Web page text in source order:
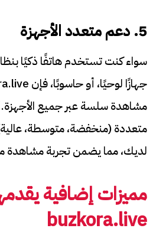
5. دعم متعدد الأجهزة
مشاهدة سلسة عبر جميع
متعددة (منخفضة، متوسطة،
لديك، مما يضمن تجربة مشاهدة
مميزات إضافية
buzkora.live